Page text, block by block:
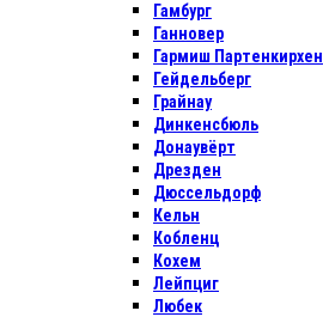
Гамбург
Ганновер
Гармиш Партенкирхен
Гейдельберг
Грайнау
Динкенсбюль
Донаувёрт
Дрезден
Дюссельдорф
Кельн
Кобленц
Кохем
Лейпциг
Любек